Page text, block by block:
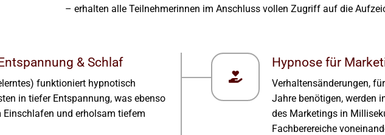
– erhalten alle Teilnehmerinnen im Anschluss vollen Zugriff auf die
& Schlaf
funktioniert hypnotisch
in tiefer Entspannung, was ebenso
Einschlafen und erholsam tiefem
Hypnose für
Verhaltensänderungen,
Jahre benötigen, werden
des Marketings in
Fachberereiche